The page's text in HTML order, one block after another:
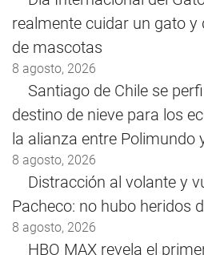
realmente cuidar un gato y
de mascotas
8 agosto, 2026
Santiago de Chile se
destino de nieve para los
la alianza entre Polimundo
8 agosto, 2026
Distracción al volante y
Pacheco: no hubo heridos
8 agosto, 2026
HBO MAX revela el